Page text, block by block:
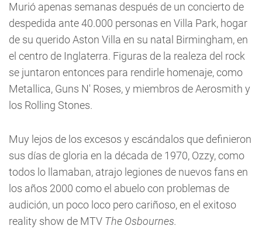
Murió apenas semanas después de un concierto de
despedida ante 40.000 personas en Villa Park, hogar
de su querido Aston Villa en su natal Birmingham, en
el centro de Inglaterra. Figuras de la realeza del rock
se juntaron entonces para rendirle homenaje, como
Metallica, Guns N' Roses, y miembros de Aerosmith y
los Rolling Stones.
Muy lejos de los excesos y escándalos que definieron
sus días de gloria en la década de 1970, Ozzy, como
todos lo llamaban, atrajo legiones de nuevos fans en
los años 2000 como el abuelo con problemas de
audición, un poco loco pero cariñoso, en el exitoso
reality show de MTV The Osbournes.